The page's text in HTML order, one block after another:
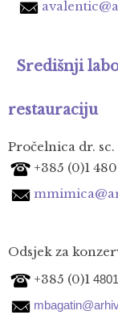
Središnji
restauraciju
Pročelnica dr.
+385 (0)1
Odsjek za
+385 (0)1